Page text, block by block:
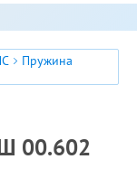
Пружина
00.602